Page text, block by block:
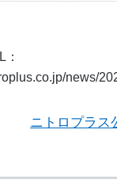
news/
ニトロプラス